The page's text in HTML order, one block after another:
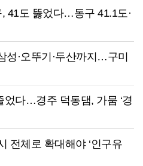
, 41도 뚫었다…동구 41.1도·
성·오뚜기·두산까지…구미
었다…경주 덕동댐, 가뭄 ‘경
전체로 확대해야 ‘인구유